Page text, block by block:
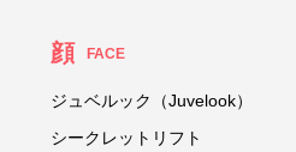
顔 FACE
ジュベルック（Juvelook）
シークレットリフト